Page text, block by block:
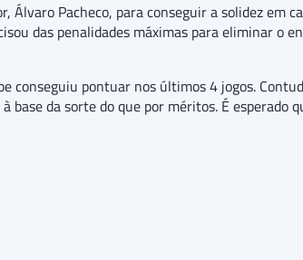
Álvaro Pacheco, para conseguir a solidez em
das penalidades máximas para eliminar o
conseguiu pontuar nos últimos 4 jogos.
base da sorte do que por méritos. É esperado